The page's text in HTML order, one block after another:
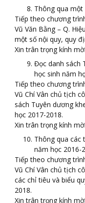
Thông qua
Tiếp theo chương
Vũ Văn Bằng – Q.
một số nội quy, quy
Xin trân trọng kính
Đọc danh sách
học sinh năm
Tiếp theo chương
Vũ Chí Vân chủ tịch
sách Tuyên dương
học 2017-2018.
Xin trân trọng kính
Thông qua các
năm học 2016-
Tiếp theo chương
Vũ Chí Vân chủ tịch
các chỉ tiêu và biểu
2018.
Xin trân trọng kính